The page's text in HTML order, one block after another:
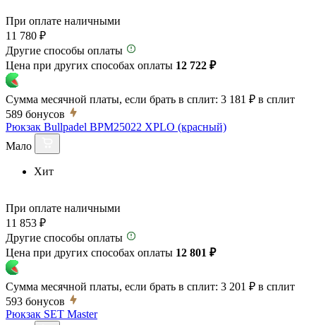
При оплате наличными
11 780 ₽
Другие способы оплаты
Цена при других способах оплаты 12 722 ₽
Сумма месячной платы, если брать в сплит: 3 181 ₽ в сплит
589 бонусов
Рюкзак Bullpadel BPM25022 XPLO (красный)
Мало
Хит
При оплате наличными
11 853 ₽
Другие способы оплаты
Цена при других способах оплаты 12 801 ₽
Сумма месячной платы, если брать в сплит: 3 201 ₽ в сплит
593 бонусов
Рюкзак SET Master